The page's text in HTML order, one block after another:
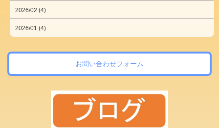
2026/02 (4)
2026/01 (4)
お問い合わせフォーム